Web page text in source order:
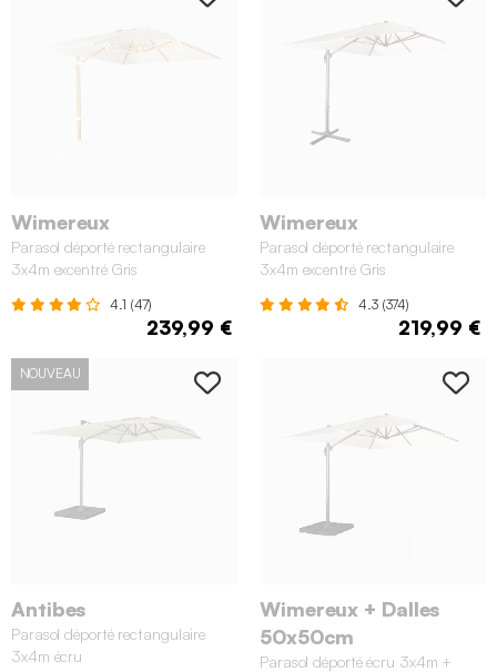
Wimereux
Parasol déporté rectangulaire
3x4m excentré Gris
4.1 (47)
239,99 €
Wimereux
Parasol déporté rectangulaire
3x4m excentré Gris
4.3 (374)
219,99 €
NOUVEAU
Antibes
Parasol déporté rectangulaire
3x4m écru
Wimereux + Dalles
50x50cm
Parasol déporté écru 3x4m +